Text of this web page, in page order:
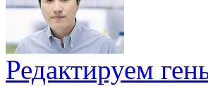
Редактируем